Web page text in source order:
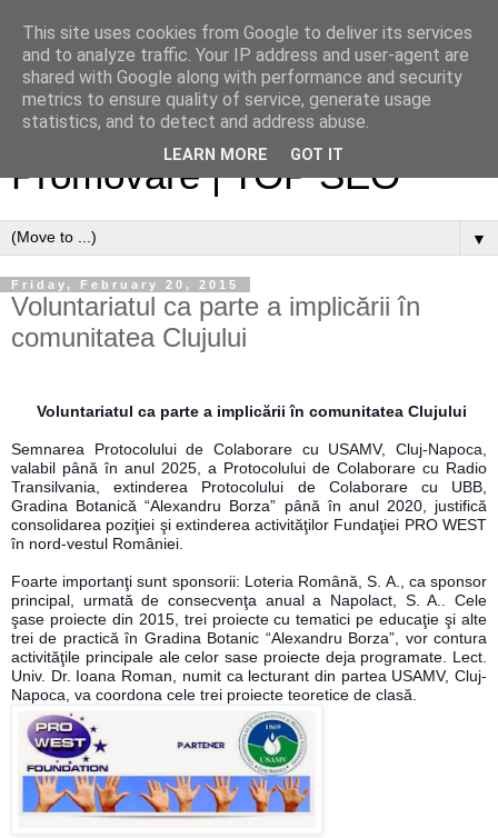
Optimizare site web |
Promovare | TOP SEO
▼
Friday, February 20, 2015
Voluntariatul ca parte a implicării în
comunitatea Clujului
Voluntariatul ca parte a implicării în comunitatea Clujului
Semnarea Protocolului de Colaborare cu USAMV, Cluj-Napoca,
valabil până în anul 2025, a Protocolului de Colaborare cu Radio
Transilvania, extinderea Protocolului de Colaborare cu UBB,
Gradina Botanică “Alexandru Borza” până în anul 2020, justifică
consolidarea poziţiei şi extinderea activităţilor Fundaţiei PRO WEST
în nord-vestul României.
Foarte importanţi sunt sponsorii: Loteria Română, S. A., ca sponsor
principal, urmată de consecvenţa anual a Napolact, S. A.. Cele
şase proiecte din 2015, trei proiecte cu tematici pe educaţie şi alte
trei de practică în Gradina Botanic “Alexandru Borza”, vor contura
activităţile principale ale celor sase proiecte deja programate. Lect.
Univ. Dr. Ioana Roman, numit ca lecturant din partea USAMV, Cluj-
Napoca, va coordona cele trei proiecte teoretice de clasă.
This site uses cookies from Google to deliver its services
and to analyze traffic. Your IP address and user-agent are
shared with Google along with performance and security
metrics to ensure quality of service, generate usage
statistics, and to detect and address abuse.
LEARN MORE GOT IT